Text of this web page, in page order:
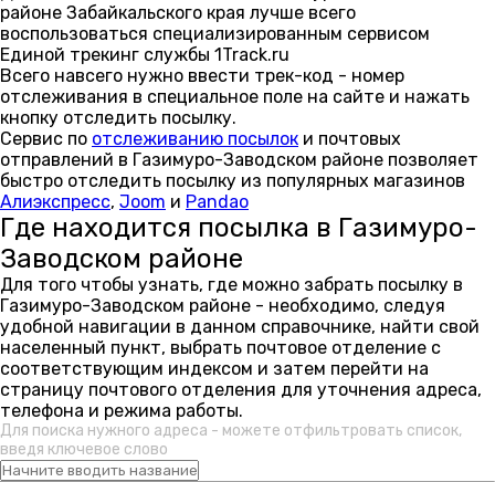
районе Забайкальского края лучше всего
воспользоваться специализированным сервисом
Единой трекинг службы 1Track.ru
Всего навсего нужно ввести трек-код - номер
отслеживания в специальное поле на сайте и нажать
кнопку отследить посылку.
Сервис по отслеживанию посылок и почтовых
отправлений в Газимуро-Заводском районе позволяет
быстро отследить посылку из популярных магазинов
Алиэкспресс, Joom и Pandao
Где находится посылка в Газимуро-
Заводском районе
Для того чтобы узнать, где можно забрать посылку в
Газимуро-Заводском районе - необходимо, следуя
удобной навигации в данном справочнике, найти свой
населенный пункт, выбрать почтовое отделение с
соответствующим индексом и затем перейти на
страницу почтового отделения для уточнения адреса,
телефона и режима работы.
Для поиска нужного адреса - можете отфильтровать список,
введя ключевое слово